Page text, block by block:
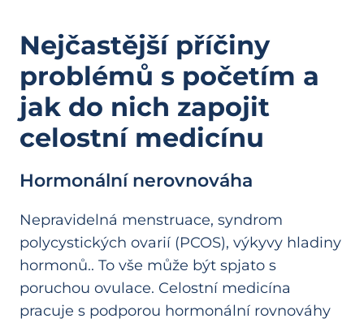
Nejčastější příčiny
problémů s početím a
jak do nich zapojit
celostní medicínu
Hormonální nerovnováha
Nepravidelná menstruace, syndrom
polycystických ovarií (PCOS), výkyvy hladiny
hormonů.. To vše může být spjato s
poruchou ovulace. Celostní medicína
pracuje s podporou hormonální rovnováhy